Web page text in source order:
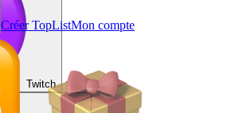
Twitch
Créer TopListMon compte